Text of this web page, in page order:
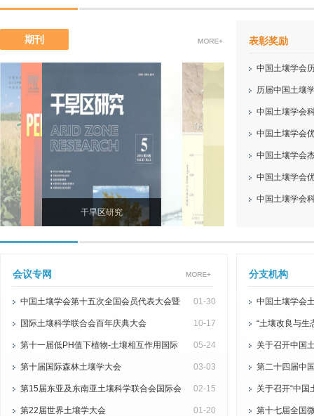
（“青土会”） 展”学术研讨会
中国土壤学会第
中国土壤学会第
期刊
干旱区研究
表彰奖励
中国土壤学会
才 历届中国土壤
中国土壤学会
中国土壤学会
施细则
中国土壤学会
中国土壤学会
中国土壤学会
会议专网
01-30
中国土壤学会第十五次全国会员代表大会暨
第十三届海峡两岸土壤肥料学术交流研讨会 10-17
国际土壤科学联合会百年庆典大会
05-24
第十一届低pH值下植物-土壤相互作用国际
会议（11th PSILPH2023） 03-03
第十届国际森林土壤学大会
02-15
第15届东亚及东南亚土壤科学联合会国际会
议 01-20
第22届世界土壤学大会
分支机构
中国土壤学会
2026年高层学术
“土壤改良与生
关于召开中国
委员会2026年工
术研讨会第一轮
第二十四届中
八届中国青年植
（“青土会”） （
关于召开“中
委员会会议暨土
第十七届全国